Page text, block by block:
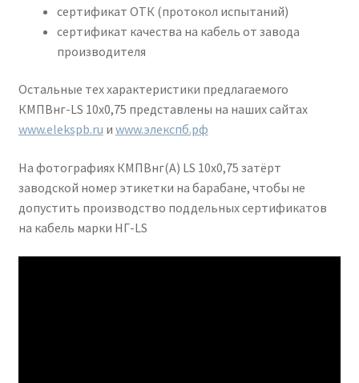
сертификат ОТК (протокол испытаний)
сертификат качества на кабель от завода
производителя
Остальные тех характеристики предлагаемого
КМПВнг-LS 10х0,75 представлены на наших сайтах
www.elekspb.ru и www.элекспб.рф
На фотографиях КМПВнг(А) LS 10х0,75 затёрт
заводской номер этикетки на барабане, чтобы не
допустить производство поддельных сертификатов
на кабель марки НГ-LS